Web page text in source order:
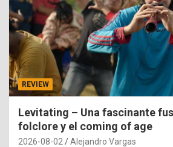
REVIEW
Levitating – Una fascinante
folclore y el coming of age
2026-08-02 Alejandro Vargas